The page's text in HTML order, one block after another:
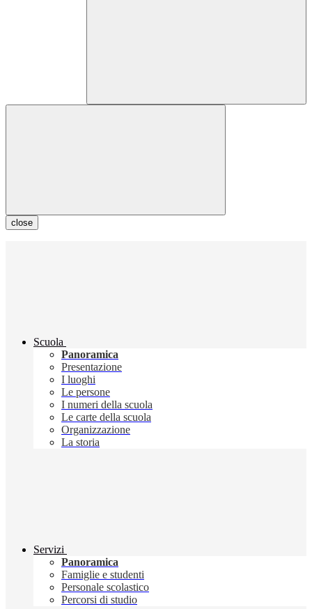
close
Scuola
Panoramica
Presentazione
I luoghi
Le persone
I numeri della scuola
Le carte della scuola
Organizzazione
La storia
Servizi
Panoramica
Famiglie e studenti
Personale scolastico
Percorsi di studio